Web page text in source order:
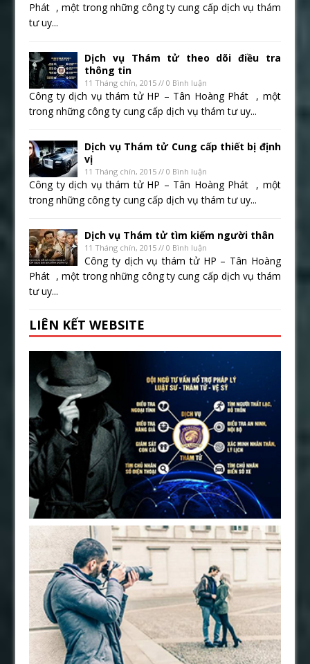
Phát , một trong những công ty cung cấp dịch vụ thám
tư uy...
Dịch vụ Thám tử theo dõi điều tra
thông tin
11 Tháng chín, 2015 // 0 Bình luận
Công ty dịch vụ thám tử HP – Tân Hoàng Phát , một
trong những công ty cung cấp dịch vụ thám tư uy...
Dịch vụ Thám tử Cung cấp thiết bị định
vị
11 Tháng chín, 2015 // 0 Bình luận
Công ty dịch vụ thám tử HP – Tân Hoàng Phát , một
trong những công ty cung cấp dịch vụ thám tư uy...
Dịch vụ Thám tử tìm kiếm người thân
11 Tháng chín, 2015 // 0 Bình luận
Công ty dịch vụ thám tử HP – Tân Hoàng
Phát , một trong những công ty cung cấp dịch vụ thám
tư uy...
LIÊN KẾT WEBSITE